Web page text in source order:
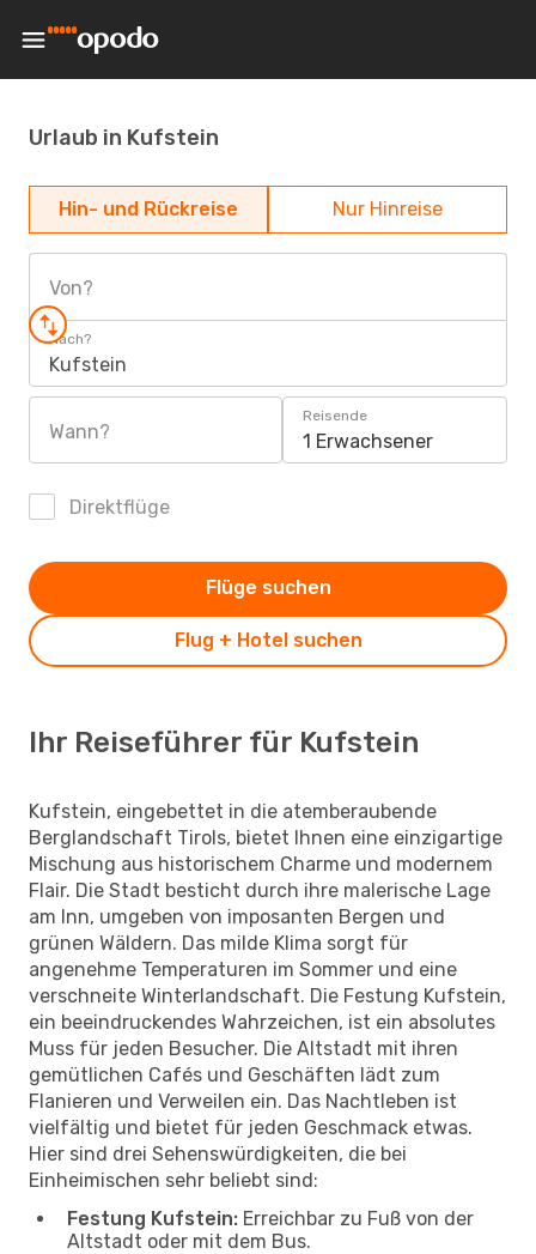
Urlaub in Kufstein
Hin- und Rückreise Nur Hinreise
Von?
Nach?
Kufstein
Wann?
Reisende
1 Erwachsener
Direktflüge
Flug + Hotel suchen
Flüge suchen
Ihr Reiseführer für Kufstein
Kufstein, eingebettet in die atemberaubende
Berglandschaft Tirols, bietet Ihnen eine einzigartige
Mischung aus historischem Charme und modernem
Flair. Die Stadt besticht durch ihre malerische Lage
am Inn, umgeben von imposanten Bergen und
grünen Wäldern. Das milde Klima sorgt für
angenehme Temperaturen im Sommer und eine
verschneite Winterlandschaft. Die Festung Kufstein,
ein beeindruckendes Wahrzeichen, ist ein absolutes
Muss für jeden Besucher. Die Altstadt mit ihren
gemütlichen Cafés und Geschäften lädt zum
Flanieren und Verweilen ein. Das Nachtleben ist
vielfältig und bietet für jeden Geschmack etwas.
Hier sind drei Sehenswürdigkeiten, die bei
Einheimischen sehr beliebt sind:
Festung Kufstein: Erreichbar zu Fuß von der
Altstadt oder mit dem Bus.